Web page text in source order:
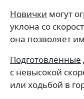
Новички могут
уклона со
она позволяет
Подготовленные
с невысокой
или ходьбой в